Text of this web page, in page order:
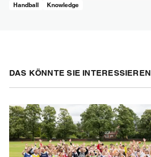
Handball
Knowledge
DAS KÖNNTE SIE INTERESSIEREN